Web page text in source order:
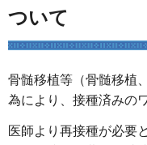
ついて
骨髄移植等（骨髄移植
為により、接種済みの
医師より再接種が必要